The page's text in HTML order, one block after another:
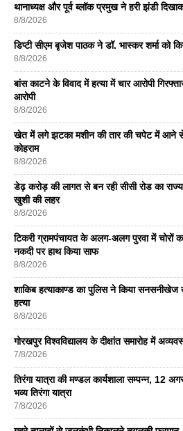
थानाध्यक्ष और पूर्व ब्लॉक प्रमुख ने हरी झंडी
8/8/2026
डिप्टी सीएम बृजेश पाठक ने डॉ. भास्कर शर्मा को
8/8/2026
बांस काटने के विवाद में हत्या में चार आरोपी
आरोपी
8/8/2026
खेत में लगे झटका मशीन की तार की चपेट में आने से 4
कोहराम
8/8/2026
डेढ़ करोड़ की लागत से बन रही सीसी रोड का
खुशी की लहर
8/8/2026
टिकरी ग्रामपंचायत के अलग-अलग पुरवा में चोरों
नकदी पर हाथ किया साफ
8/8/2026
शाकिब हत्याकाण्ड का पुलिस ने किया सनसनीखेज
हत्या
8/8/2026
गोरखपुर विश्वविद्यालय के दीक्षांत समारोह में
7/8/2026
तिरंगा यात्रा की मण्डल कार्यशाला सम्पन्न, 12
भव्य तिरंगा यात्रा
7/8/2026